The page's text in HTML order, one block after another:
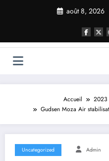
août 8, 2026
Accueil 2023
Gudsen Moza Air
Uncategorized Admin